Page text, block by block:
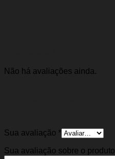
Não há avaliações ainda.
Sua avaliação *
Sua avaliação sobre o produto